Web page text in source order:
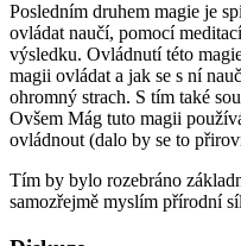
Posledním druhem magie je
ovládat naučí, pomocí
výsledku. Ovládnutí této
magii ovládat a jak se s ní
ohromný strach. S tím také
Ovšem Mág tuto magii
ovládnout (dalo by se to
Tím by bylo rozebráno
samozřejmě myslím přírodní